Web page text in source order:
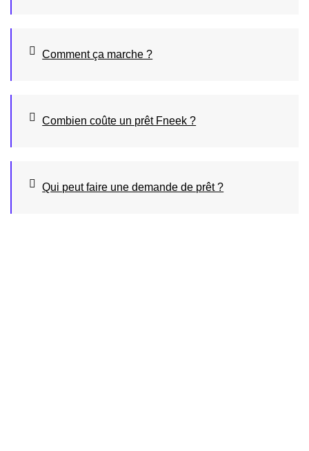
Comment ça marche ?
Combien coûte un prêt Fneek ?
Qui peut faire une demande de prêt ?